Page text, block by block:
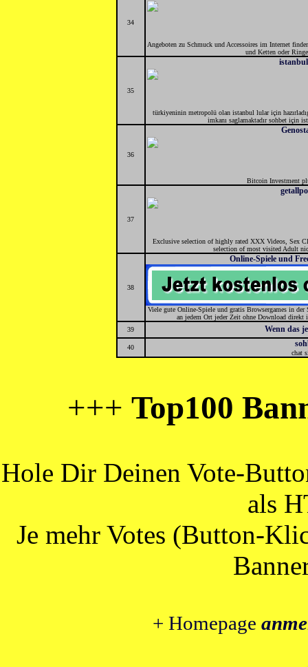
34
Angeboten zu Schmuck und Accessoires im Internet
und Ketten oder
35
türkiyeninin metropolü olan istanbul lular için
imkanı saglamaktadır sohbet için
36
Bitcoin Investment
37
Exclusive selection of highly rated XXX Videos, Sex
selection of most visited Adult
38
Online-Spiele und
Viele gute Online-Spiele und gratis Browsergames in
an jedem Ort jeder Zeit ohne Download
39
Wenn das
40
chat
+++ Top100
Hole Dir Deinen Vote-
als
Je mehr Votes (Button-
+ Homepage